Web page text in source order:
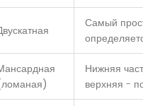
Самый
Нижняя
верхняя -